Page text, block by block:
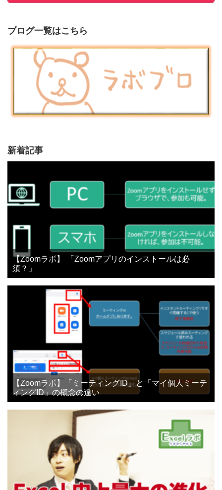
ブログ一覧はこちら
新着記事
【Zoomラボ】 「Zoomアプリのインストールは必
須？」
【Zoomラボ】「ミーティングID」と「マイ個人ミーテ
ィングID」の概念の違い